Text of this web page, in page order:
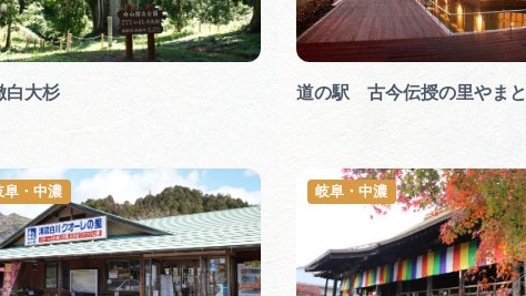
白大杉 道の駅 古今伝授の里やまと
阜・中濃 岐阜・中濃